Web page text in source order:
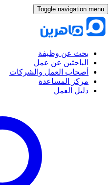
Toggle navigation menu
بحث عن وظيفة
الباحثين عن عمل
أصحاب العمل والشركات
مركز المساعدة
دليل العمل